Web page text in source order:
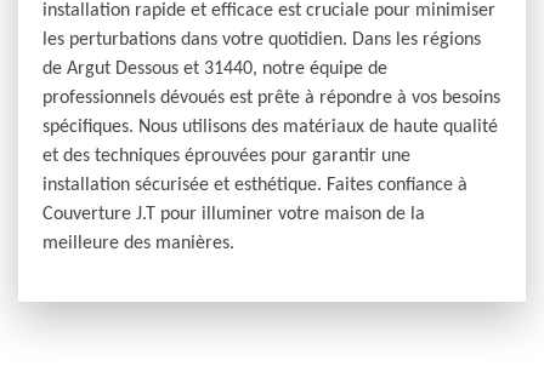
installation rapide et efficace est cruciale pour minimiser
les perturbations dans votre quotidien. Dans les régions
de Argut Dessous et 31440, notre équipe de
professionnels dévoués est prête à répondre à vos besoins
spécifiques. Nous utilisons des matériaux de haute qualité
et des techniques éprouvées pour garantir une
installation sécurisée et esthétique. Faites confiance à
Couverture J.T pour illuminer votre maison de la
meilleure des manières.